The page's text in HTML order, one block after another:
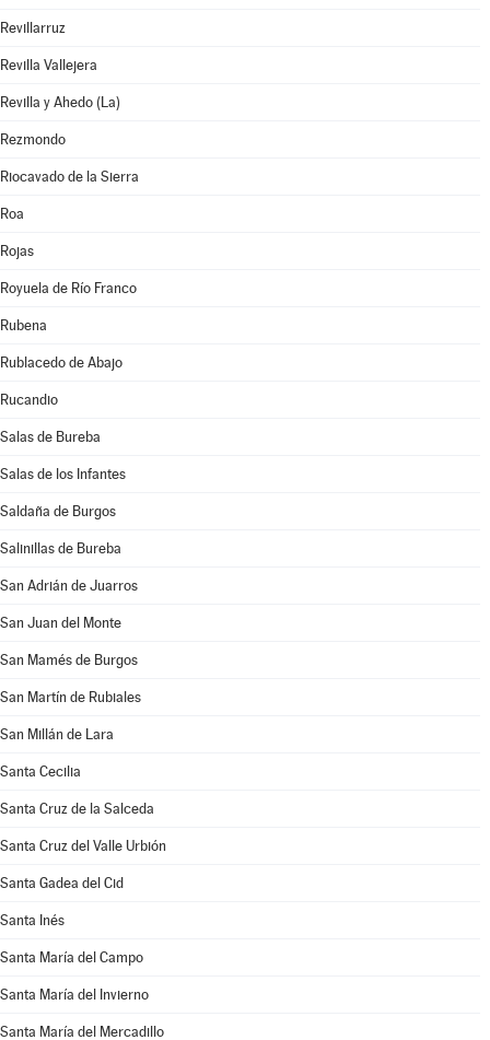
Revillarruz
Revilla Vallejera
Revilla y Ahedo (La)
Rezmondo
Riocavado de la Sierra
Roa
Rojas
Royuela de Río Franco
Rubena
Rublacedo de Abajo
Rucandio
Salas de Bureba
Salas de los Infantes
Saldaña de Burgos
Salinillas de Bureba
San Adrián de Juarros
San Juan del Monte
San Mamés de Burgos
San Martín de Rubiales
San Millán de Lara
Santa Cecilia
Santa Cruz de la Salceda
Santa Cruz del Valle Urbión
Santa Gadea del Cid
Santa Inés
Santa María del Campo
Santa María del Invierno
Santa María del Mercadillo